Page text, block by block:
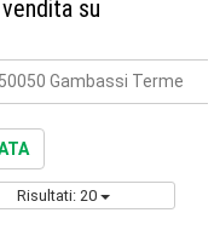
su
Gambassi Terme
Risultati: 20